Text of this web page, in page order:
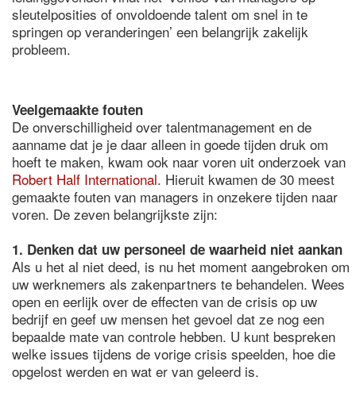
sleutelposities of onvoldoende talent om snel in te
springen op veranderingen’ een belangrijk zakelijk
probleem.
Veelgemaakte fouten
De onverschilligheid over talentmanagement en de
aanname dat je je daar alleen in goede tijden druk om
hoeft te maken, kwam ook naar voren uit onderzoek van
Robert Half International. Hieruit kwamen de 30 meest
gemaakte fouten van managers in onzekere tijden naar
voren. De zeven belangrijkste zijn:
1. Denken dat uw personeel de waarheid niet aankan
Als u het al niet deed, is nu het moment aangebroken om
uw werknemers als zakenpartners te behandelen. Wees
open en eerlijk over de effecten van de crisis op uw
bedrijf en geef uw mensen het gevoel dat ze nog een
bepaalde mate van controle hebben. U kunt bespreken
welke issues tijdens de vorige crisis speelden, hoe die
opgelost werden en wat er van geleerd is.